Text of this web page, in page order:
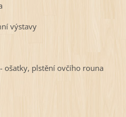
výstavy
ošatky, plstění ovčího rouna